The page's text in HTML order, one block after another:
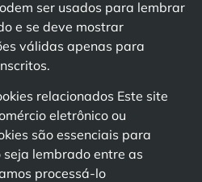
ser usados para lembrar
e se deve mostrar
válidas apenas para
relacionados Este site
eletrônico ou
são essenciais para
lembrado entre as
processá-lo